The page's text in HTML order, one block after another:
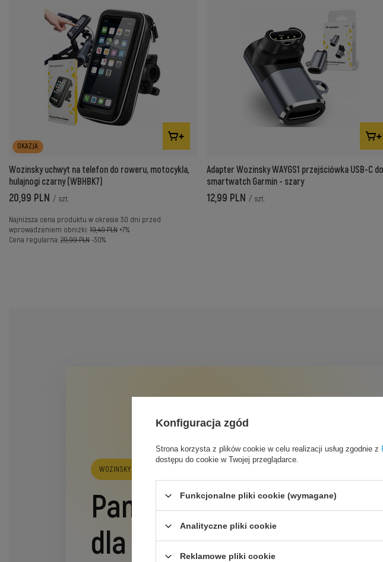
OKAZJA
Wozinsky uchwyt na telefon do roweru, motocykla,
hulajnogi czarny (WBHBK7)
20,99 PLN / szt.
Najniższa cena produktu w okresie 30 dni przed
wprowadzeniem obniżki:19,49 PLN+7%
Cena regularna:29,99 PLN-30%
Adapter Wozinsky WAYGS1 przejściówka USB-C do
smartwatch Garmin - szary
12,99 PLN / szt.
WOZINSKY
Pancerna ochrona
dla Twojego smartfona
Konfiguracja zgód
Strona korzysta z plików cookie w celu realizacji usług zgodnie z
dostępu do cookie w Twojej przeglądarce.
Funkcjonalne pliki cookie (wymagane)
Analityczne pliki cookie
Reklamowe pliki cookie